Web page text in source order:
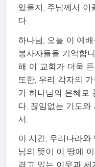
있을지, 주님께서 이
다.
하나님, 오늘 이 예
봉사자들을 기억합
해 이 교회가 더욱
또한, 우리 각자의
가 하나님의 은혜로
다. 끊임없는 기도
서.
이 시간, 우리나라와
님의 뜻이 이 땅에
겪고 있는 이웃과